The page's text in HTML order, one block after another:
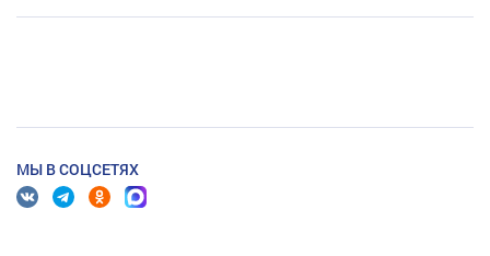
МЫ В СОЦСЕТЯХ